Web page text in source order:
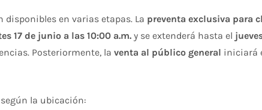
disponibles en varias etapas. La preventa exclusiva para
17 de junio a las 10:00 a.m. y se extenderá hasta el
Posteriormente, laventa al público general iniciará
la ubicación: